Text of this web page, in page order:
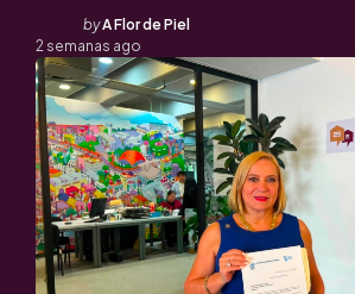
Posted
by
byA Flor de Piel
2 semanas ago